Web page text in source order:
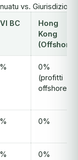
vs. Giurisdizioni
BC
Hong
Kong
(Offshore)
0%
(profitti
offshore)
0%
0%